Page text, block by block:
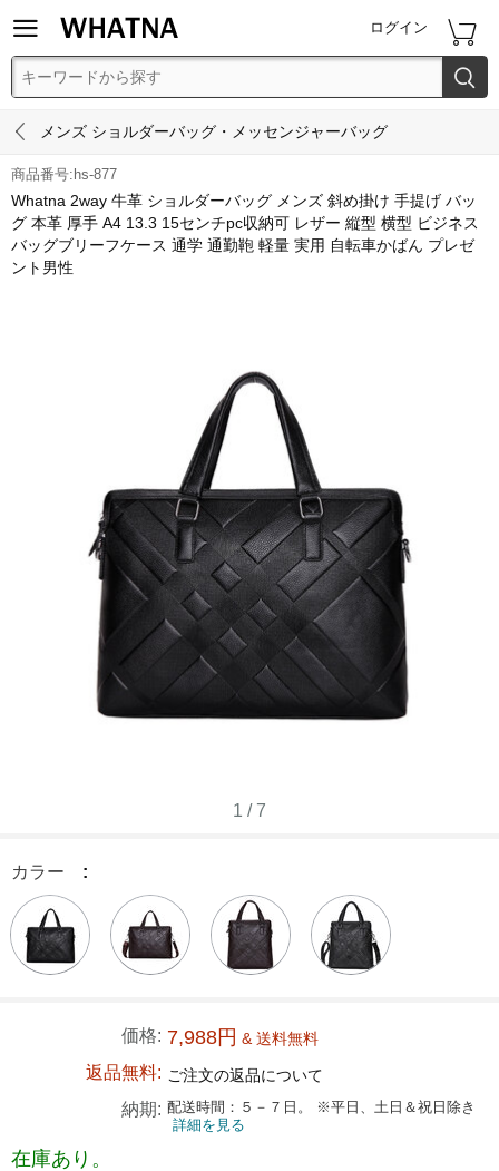
 ログイン 

 メンズ ショルダーバッグ・メッセンジャーバッグ
商品番号:hs-877
Whatna 2way 牛革 ショルダーバッグ メンズ 斜め掛け 手提げ バッ
グ 本革 厚手 A4 13.3 15センチpc収納可 レザー 縦型 横型 ビジネス
バッグブリーフケース 通学 通勤鞄 軽量 実用 自転車かばん プレゼ
ント男性
1 /7
カラー :
価格: 7,988円 & 送料無料
返品無料: ご注文の返品について
納期: 配送時間：５－７日。 ※平日、土日＆祝日除き
詳細を見る
在庫あり。